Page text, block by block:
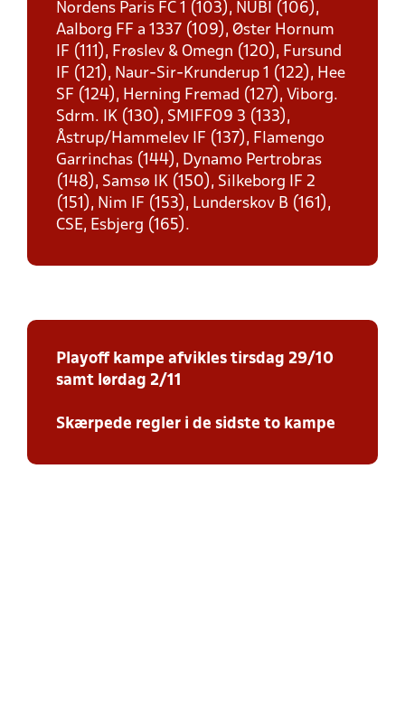
Nordens Paris FC 1 (103), NUBI (106),
Aalborg FF a 1337 (109), Øster Hornum
IF (111), Frøslev & Omegn (120), Fursund
IF (121), Naur-Sir-Krunderup 1 (122), Hee
SF (124), Herning Fremad (127), Viborg.
Sdrm. IK (130), SMIFF09 3 (133),
Åstrup/Hammelev IF (137), Flamengo
Garrinchas (144), Dynamo Pertrobras
(148), Samsø IK (150), Silkeborg IF 2
(151), Nim IF (153), Lunderskov B (161),
CSE, Esbjerg (165).
Playoff kampe afvikles tirsdag 29/10
samt lørdag 2/11
Skærpede regler i de sidste to kampe